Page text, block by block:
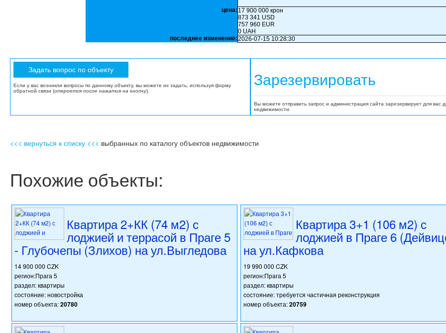
цена: 17 900 000 крон
873 341 USD
757 960 EUR
0 UAH
последнее изменение:2026-07-15 10:28:30
Если у вас возникли вопросы по данному объекту, вы можете их задать, используя форму
обратной связи (откроется после нажатия на кнопку).
Зарезервировать
Вы можете отправить запрос и администрация сайта зарезервирует для вас
недвижимости.
<<< вернуться к списку <<< выбранных по каталогу объектов недвижимости
Похожие объекты:
Квартира 2+КК (74 м2) с
лоджией и террасой в Праге 5
- Глубочепы (Злихов) на ул.Выгледова
14 900 000 CZK
регион:Прага 5
раздел: квартиры
состояние: новостройка
номер объекта:20780
Квартира 3+1 (106 м2) с
лоджией в Праге 6
на ул.Кафкова
19 990 000 CZK
регион:Прага 5
раздел: квартиры
состояние: требуется частичная реконструкция
номер объекта:20759